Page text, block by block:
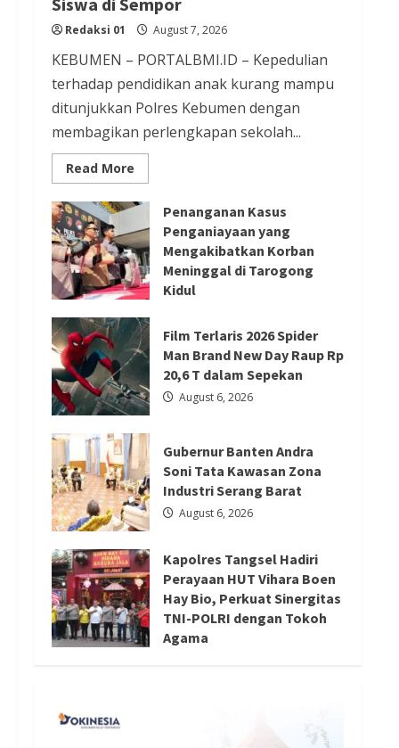
Redaksi 01 August 6, 2026
Berita Ekonomi dan Bisnis
Berita Nasional
Berita Terbaru
Gubernur Banten Andra Soni Tata
Kawasan Zona Industri Serang
Barat
Redaksi 01 August 6, 2026
Berita Agama
Berita Nasional
Berita TNI/POLRI
Berita Trending
Kapolres Tangsel Hadiri
Perayaan HUT Vihara Boen Hay
Bio, Perkuat Sinergitas TNI-
POLRI dengan Tokoh Agama
Redaksi 01 August 6, 2026
Redaksi 01 August 7, 2026
KEBUMEN – PORTALBMI.ID – Kepedulian
terhadap pendidikan anak kurang mampu
ditunjukkan Polres Kebumen dengan
membagikan perlengkapan sekolah...
Read More
more
Kapolres
Kebumen
Bagikan
Perlengkapan
Sekolah
untuk
15
Siswa
di
Sempor
Penanganan Kasus
Penganiayaan yang
Mengakibatkan Korban
Meninggal di Tarogong
Kidul
Film Terlaris 2026 Spider
Man Brand New Day Raup Rp
20,6 T dalam Sepekan
August 6, 2026
Gubernur Banten Andra
Soni Tata Kawasan Zona
Industri Serang Barat
August 6, 2026
Kapolres Tangsel Hadiri
Perayaan HUT Vihara Boen
Hay Bio, Perkuat Sinergitas
TNI-POLRI dengan Tokoh
Agama